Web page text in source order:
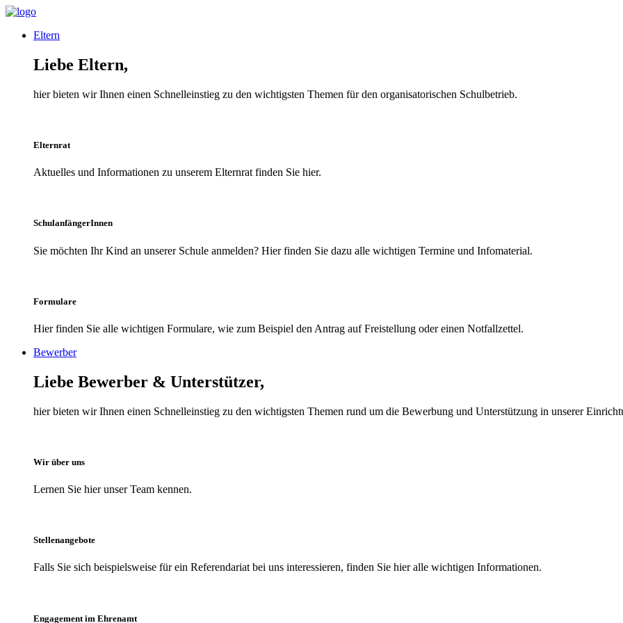
Eltern
Liebe Eltern,
hier bieten wir Ihnen einen Schnelleinstieg zu den wichtigsten Themen für den organisatorischen Schulbetrieb.
Elternrat
Aktuelles und Informationen zu unserem Elternrat finden Sie hier.
SchulanfängerInnen
Sie möchten Ihr Kind an unserer Schule anmelden? Hier finden Sie dazu alle wichtigen Termine und Infomaterial.
Formulare
Hier finden Sie alle wichtigen Formulare, wie zum Beispiel den Antrag auf Freistellung oder einen Notfallzettel.
Bewerber
Liebe Bewerber & Unterstützer,
hier bieten wir Ihnen einen Schnelleinstieg zu den wichtigsten Themen rund um die Bewerbung und Unterstützung in unserer
Wir über uns
Lernen Sie hier unser Team kennen.
Stellenangebote
Falls Sie sich beispielsweise für ein Referendariat bei uns interessieren, finden Sie hier alle wichtigen Informationen.
Engagement im Ehrenamt